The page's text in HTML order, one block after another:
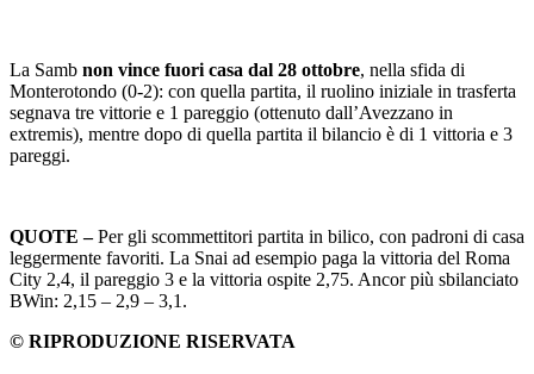
La Samb non vince fuori casa dal 28 ottobre, nella sfida di
Monterotondo (0-2): con quella partita, il ruolino iniziale in trasferta
segnava tre vittorie e 1 pareggio (ottenuto dall’Avezzano in
extremis), mentre dopo di quella partita il bilancio è di 1 vittoria e 3
pareggi.
QUOTE –Per gli scommettitori partita in bilico, con padroni di casa
leggermente favoriti. La Snai ad esempio paga la vittoria del Roma
City 2,4, il pareggio 3 e la vittoria ospite 2,75. Ancor più sbilanciato
BWin: 2,15 – 2,9 – 3,1.
© RIPRODUZIONE RISERVATA